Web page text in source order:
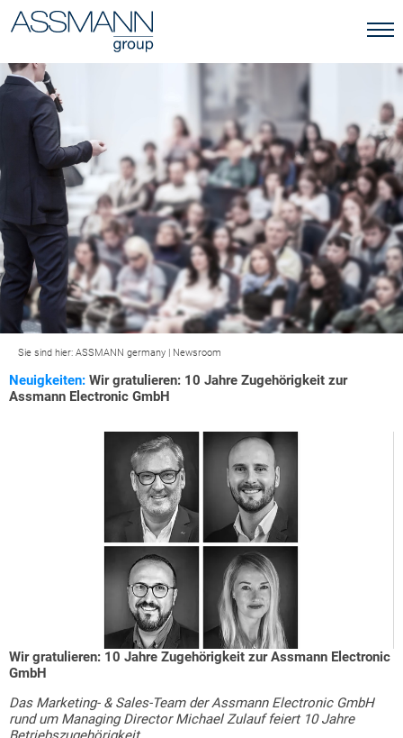
Sie sind hier: ASSMANN germany | Newsroom
Neuigkeiten: Wir gratulieren: 10 Jahre Zugehörigkeit zur
Assmann Electronic GmbH
Wir gratulieren: 10 Jahre Zugehörigkeit zur Assmann Electronic
GmbH
Das Marketing- & Sales-Team der Assmann Electronic GmbH
rund um Managing Director Michael Zulauf feiert 10 Jahre